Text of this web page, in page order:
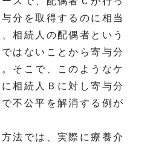
分を取得するのに相当
相続人の配偶者という
はないことから寄与分
そこで、このようなケ
相続人Ｂに対し寄与分
不公平を解消する例が
法では、実際に療養介